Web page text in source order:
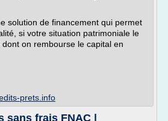
solution de financement qui permet
si votre situation patrimoniale le
on rembourse le capital en
prets.info
sans frais FNAC |